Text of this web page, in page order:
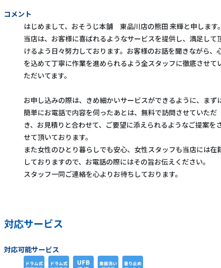
コメント
はじめまして、おそうじ本舗 東品川店の熊田 来輝と申します
当店は、お客様に喜ばれるようなサービスを提供し、満足して
けるよう日々努力しております。お客様のお話を聞きながら、
を込めて丁寧に作業を進められるよう全スタッフに徹底させて
ただいてます。
お申し込みの際は、きめ細かいサービスができるように、まず
簡単にお電話で内容を伺ったあとは、無料で訪問させていただ
き、お見積りと合わせて、ご要望に添えられるようなご提案を
せて頂いております。
また女性のひとり暮らしでも安心、女性スタッフも当店には在
しておりますので、お電話の際にはその旨お伝えください。
スタッフ一同ご連絡を心よりお待ちしております。
対応サービス
対応可能サービス